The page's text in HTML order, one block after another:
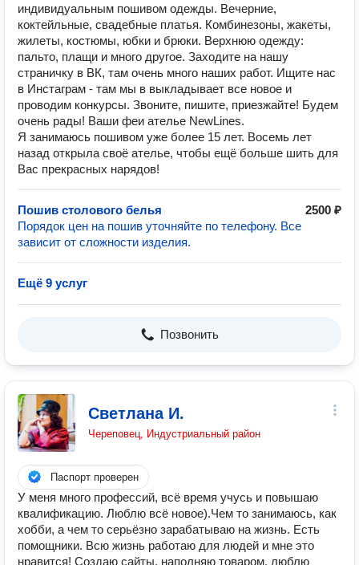
индивидуальным пошивом одежды. Вечерние,
коктейльные, свадебные платья. Комбинезоны, жакеты,
жилеты, костюмы, юбки и брюки. Верхнюю одежду:
пальто, плащи и много другое. Заходите на нашу
страничку в ВК, там очень много наших работ. Ищите нас
в Инстаграм - там мы в выкладывает все новое и
проводим конкурсы. Звоните, пишите, приезжайте! Будем
очень рады! Ваши феи ателье NewLines.
Я занимаюсь пошивом уже более 15 лет. Восемь лет
назад открыла своё ателье, чтобы ещё больше шить для
Вас прекрасных нарядов!
Пошив столового белья
2500 ₽
Порядок цен на пошив уточняйте по телефону. Все
зависит от сложности изделия.
Ещё 9 услуг
Позвонить
Светлана И.
Череповец, Индустриальный район
Паспорт проверен
У меня много профессий, всё время учусь и повышаю
квалификацию. Люблю всё новое).Чем то занимаюсь, как
хобби, а чем то серьёзно зарабатываю на жизнь. Есть
помощники. Всю жизнь работаю для людей и мне это
нравится! Создаю сайты, наполняю товаром, люблю